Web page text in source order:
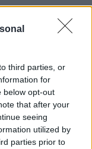
third parties, or
for
below opt-out
that after your
seeing
utilized by
parties prior to